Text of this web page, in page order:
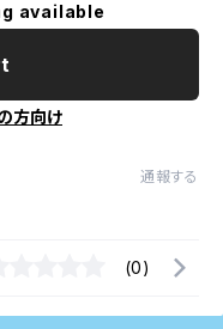
available
方向け
通報する
(0)